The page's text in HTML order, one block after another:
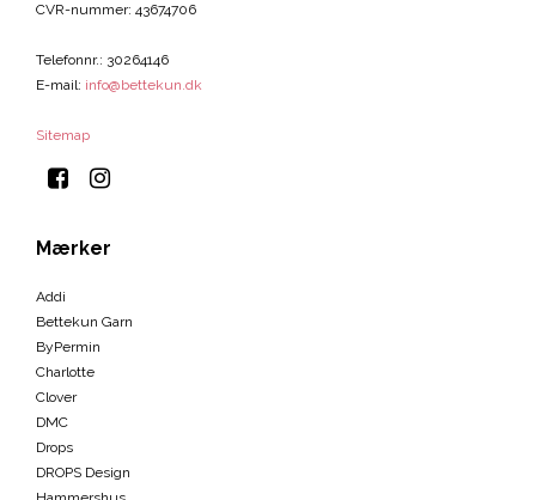
CVR-nummer: 43674706
Telefonnr.: 30264146
E-mail: info@bettekun.dk
Sitemap
Mærker
Addi
Bettekun Garn
ByPermin
Charlotte
Clover
DMC
Drops
DROPS Design